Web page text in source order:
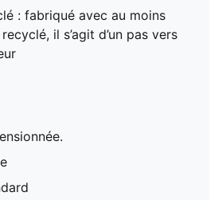
: fabriqué avec au moins
il s’agit d’un pas vers